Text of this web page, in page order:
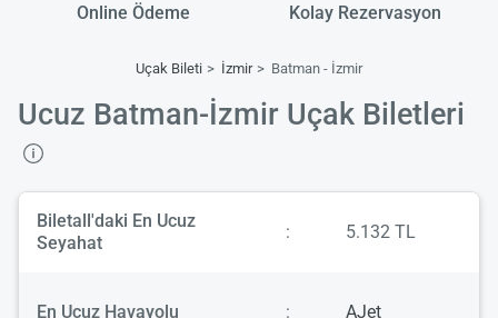
Online Ödeme Kolay Rezervasyon
Uçak Bileti İzmir Batman - İzmir
Ucuz Batman-İzmir Uçak Biletleri
Biletall'daki En Ucuz
Seyahat
: 5.132 TL
En Ucuz Havayolu : AJet